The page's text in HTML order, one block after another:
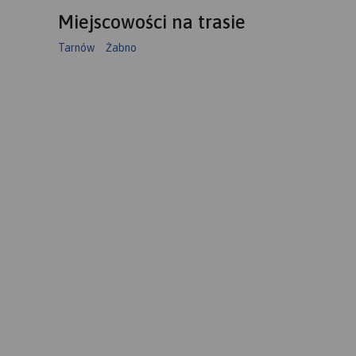
Miejscowości na trasie
Tarnów Żabno